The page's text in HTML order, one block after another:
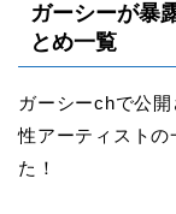
ガーシーが暴
とめ一覧
ガーシーchで公
性アーティストの
た！